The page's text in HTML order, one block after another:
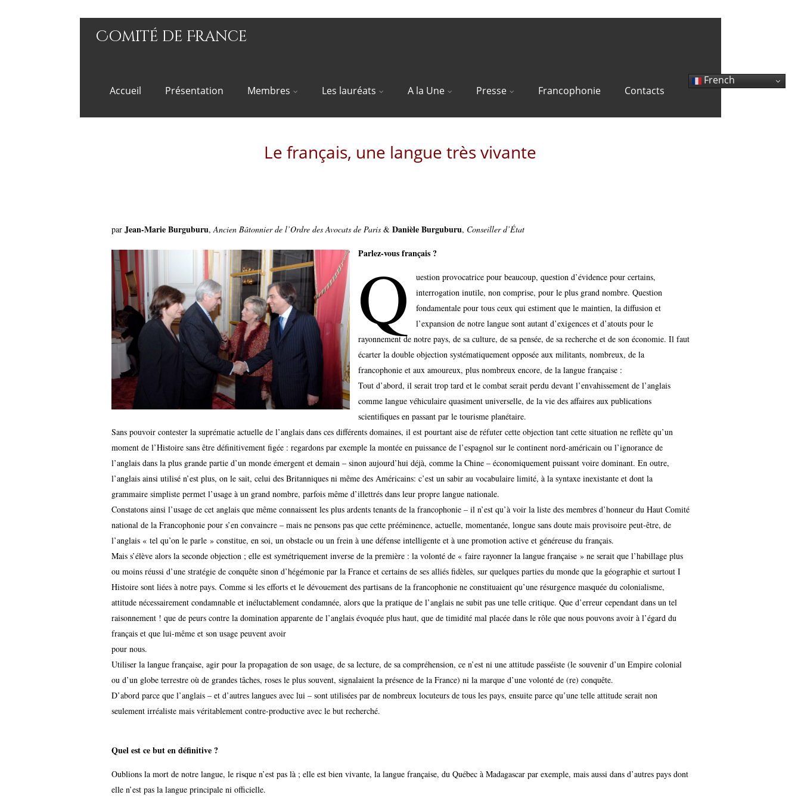
Comité de France
Accueil Présentation Membres Les lauréats A la Une Presse Francophonie Contacts
French
Le français, une langue très vivante
par Jean-Marie Burguburu,Ancien Bâtonnier de l’Ordre des Avocats de Paris& Danièle Burguburu, Conseiller d’État
Parlez-vous français ?
Q
uestion provocatrice pour beaucoup, question d’évidence pour certains,
interrogation inutile, non comprise, pour le plus grand nombre. Question
fondamentale pour tous ceux qui estiment que le maintien, la diffusion et
l’expansion de notre langue sont autant d’exigences et d’atouts pour le
rayonnement de notre pays, de sa culture, de sa pensée, de sa recherche et de son économie. Il faut
écarter la double objection systématiquement opposée aux militants, nombreux, de la
francophonie et aux amoureux, plus nombreux encore, de la langue française :
Tout d’abord, il serait trop tard et le combat serait perdu devant l’envahissement de l’anglais
comme langue véhiculaire quasiment universelle, de la vie des affaires aux publications
scientifiques en passant par le tourisme planétaire.
Sans pouvoir contester la suprématie actuelle de l’anglais dans ces différents domaines, il est pourtant aise de réfuter cette objection tant cette situation ne reflète qu’un
moment de l’Histoire sans être définitivement figée : regardons par exemple la montée en puissance de l’espagnol sur le continent nord-américain ou l’ignorance de
l’anglais dans la plus grande partie d’un monde émergent et demain – sinon aujourd’hui déjà, comme la Chine – économiquement puissant voire dominant. En outre,
l’anglais ainsi utilisé n’est plus, on le sait, celui des Britanniques ni même des Américains: c’est un sabir au vocabulaire limité, à la syntaxe inexistante et dont la
grammaire simpliste permet l’usage à un grand nombre, parfois même d’illettrés dans leur propre langue nationale.
Constatons ainsi l’usage de cet anglais que même connaissent les plus ardents tenants de la francophonie – il n’est qu’à voir la liste des membres d’honneur du Haut Comité
national de la Francophonie pour s’en convaincre – mais ne pensons pas que cette prééminence, actuelle, momentanée, longue sans doute mais provisoire peut-être, de
l’anglais « tel qu’on le parle » constitue, en soi, un obstacle ou un frein à une défense intelligente et à une promotion active et généreuse du français.
Mais s’élève alors la seconde objection ; elle est symétriquement inverse de la première : la volonté de « faire rayonner la langue française » ne serait que l’habillage plus
ou moins réussi d’une stratégie de conquête sinon d’hégémonie par la France et certains de ses alliés fidèles, sur quelques parties du monde que la géographie et surtout I
Histoire sont liées à notre pays. Comme si les efforts et le dévouement des partisans de la francophonie ne constituaient qu’une résurgence masquée du colonialisme,
attitude nécessairement condamnable et inéluctablement condamnée, alors que la pratique de l’anglais ne subit pas une telle critique. Que d’erreur cependant dans un tel
raisonnement ! que de peurs contre la domination apparente de l’anglais évoquée plus haut, que de timidité mal placée dans le rôle que nous pouvons avoir à l’égard du
français et que lui-même et son usage peuvent avoir
pour nous.
Utiliser la langue française, agir pour la propagation de son usage, de sa lecture, de sa compréhension, ce n’est ni une attitude passéiste (le souvenir d’un Empire colonial
ou d’un globe terrestre où de grandes tâches, roses le plus souvent, signalaient la présence de la France) ni la marque d’une volonté de (re) conquête.
D’abord parce que l’anglais – et d’autres langues avec lui – sont utilisées par de nombreux locuteurs de tous les pays, ensuite parce qu’une telle attitude serait non
seulement irréaliste mais véritablement contre-productive avec le but recherché.
Quel est ce but en définitive ?
Oublions la mort de notre langue, le risque n’est pas là ; elle est bien vivante, la langue française, du Québec à Madagascar par exemple, mais aussi dans d’autres pays dont
elle n’est pas la langue principale ni officielle.